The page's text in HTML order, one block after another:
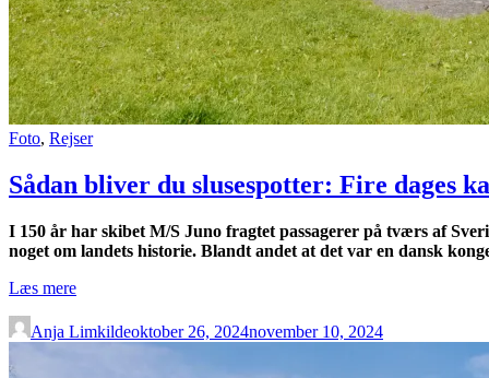
Foto, Rejser
Sådan bliver du slusespotter: Fire dages
I 150 år har skibet M/S Juno fragtet passagerer på tværs af
noget om landets historie. Blandt andet at det var en dansk
Læs mere“Sådan
du
slusespotter:
Anja Limkildeoktober 26, 2024november 10, 2024